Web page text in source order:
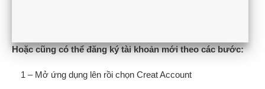
Hoặc cũng có thể đăng ký tài khoản mới theo các bước:
1 – Mở ứng dụng lên rồi chọn Creat Account